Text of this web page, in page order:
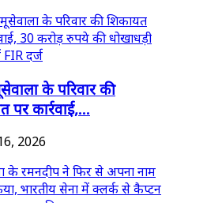
के परिवार की
पर कार्रवाई,...
2026